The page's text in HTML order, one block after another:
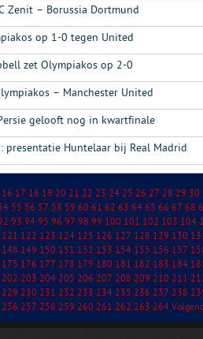
Zenit – Borussia Dortmund
op 1-0 tegen United
zet Olympiakos op 2-0
– Manchester United
gelooft nog in kwartfinale
presentatie Huntelaar bij Real Madrid
16 17 18 19 20 21 22 23 24 25 26 27 28 29 30
55 56 57 58 59 60 61 62 63 64 65 66 67 68
93 94 95 96 97 98 99 100 101 102 103 104
121 122 123 124 125 126 127 128 129 130
148 149 150 151 152 153 154 155 156 157
175 176 177 178 179 180 181 182 183 184
202 203 204 205 206 207 208 209 210 211
229 230 231 232 233 234 235 236 237 238
256 257 258 259 260 261 262 263 264